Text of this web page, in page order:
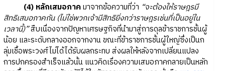
(4) หลักเสมอภาคมาจากข้อความที่ว่า “จะต้องให้ราษฎรมี
สิทธิเสมอภาคกัน (ไม่ใช่พวกเจ้ามีสิทธิยิ่งกว่าราษฎรเช่นที่เป็นอยู่ใน
เวลานี้)”สืบเนื่องจากปัญหาเศรษฐกิจที่นำมาสู่การดุลข้าราชการชั้นผู้
น้อย และระดับกลางออกจากงาน ขณะที่ข้าราชการชั้นผู้ใหญ่ซึ่งเป็นก
ลุ่มเชื้อพระวงศ์ไม่ได้ได้รับผลกระทบ ส่งผลให้หลังจากเปลี่ยนแปลง
การปกครองสำเร็จแล้วนั้น แนวคิดเรื่องความเสมอภาคกลายเป็นหลัก